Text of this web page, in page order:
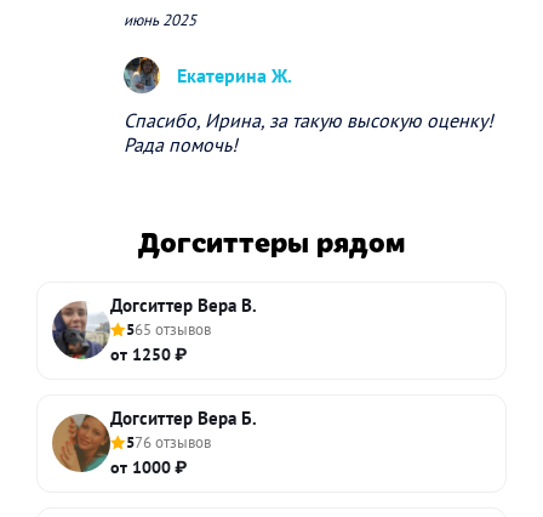
июнь 2025
Екатерина Ж.
Спасибо, Ирина, за такую высокую оценку!
Рада помочь!
Догситтеры рядом
Догситтер Вера В.
565 отзывов
от 1250 ₽
Догситтер Вера Б.
576 отзывов
от 1000 ₽